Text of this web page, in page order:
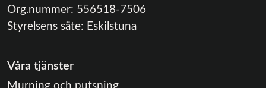
Org.nummer: 556518-7506
Styrelsens säte: Eskilstuna
Våra tjänster